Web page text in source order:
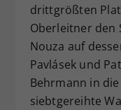
drittgrößten
Oberleitner den
Nouza auf
Pavlásek und
Behrmann in
siebtgereihte